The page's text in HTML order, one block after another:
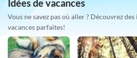
Idées de vacances
Vous ne savez pas où aller ? Découvrez des
vacances parfaites!